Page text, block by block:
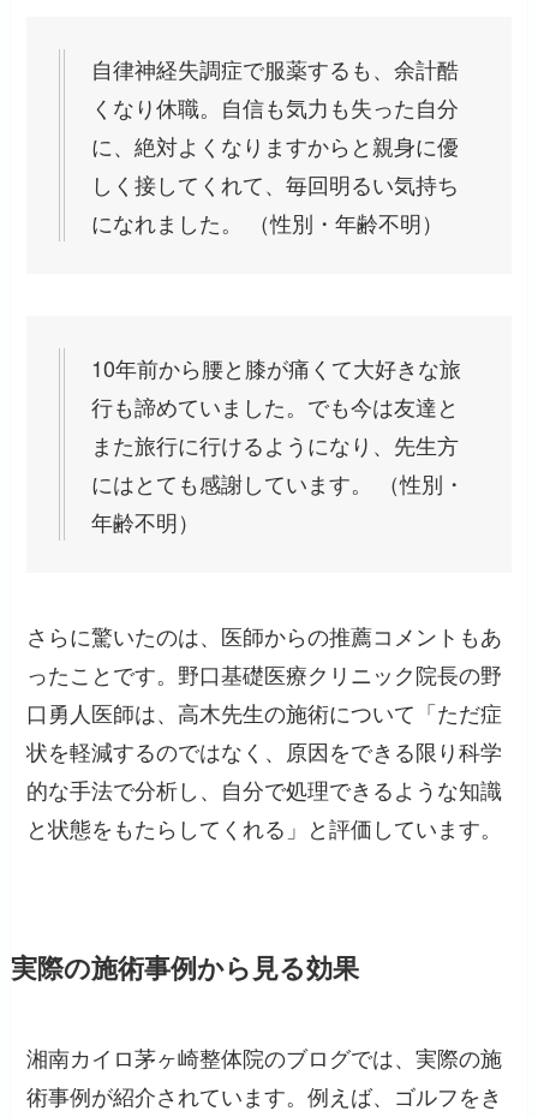
自律神経失調症で服薬するも、余計酷
くなり休職。自信も気力も失った自分
に、絶対よくなりますからと親身に優
しく接してくれて、毎回明るい気持ち
になれました。 （性別・年齢不明）
10年前から腰と膝が痛くて大好きな旅
行も諦めていました。でも今は友達と
また旅行に行けるようになり、先生方
にはとても感謝しています。 （性別・
年齢不明）
さらに驚いたのは、医師からの推薦コメントもあ
ったことです。野口基礎医療クリニック院長の野
口勇人医師は、高木先生の施術について「ただ症
状を軽減するのではなく、原因をできる限り科学
的な手法で分析し、自分で処理できるような知識
と状態をもたらしてくれる」と評価しています。
実際の施術事例から見る効果
湘南カイロ茅ヶ崎整体院のブログでは、実際の施
術事例が紹介されています。例えば、ゴルフをき